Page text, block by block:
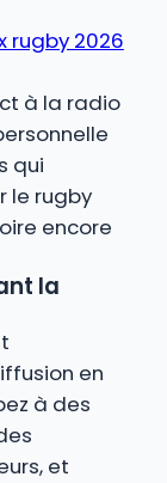
rugby 2026
à la radio
qui
le rugby
encore
la
en
à des
et